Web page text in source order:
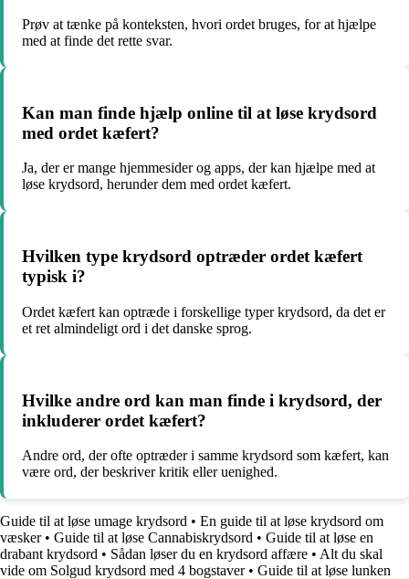
Prøv at tænke på konteksten, hvori ordet bruges, for at hjælpe
med at finde det rette svar.
Kan man finde hjælp online til at løse krydsord
med ordet kæfert?
Ja, der er mange hjemmesider og apps, der kan hjælpe med at
løse krydsord, herunder dem med ordet kæfert.
Hvilken type krydsord optræder ordet kæfert
typisk i?
Ordet kæfert kan optræde i forskellige typer krydsord, da det er
et ret almindeligt ord i det danske sprog.
Hvilke andre ord kan man finde i krydsord, der
inkluderer ordet kæfert?
Andre ord, der ofte optræder i samme krydsord som kæfert, kan
være ord, der beskriver kritik eller uenighed.
Guide til at løse umage krydsord • En guide til at løse krydsord om
væsker• Guide til at løse Cannabiskrydsord • Guide til at løse en
drabant krydsord • Sådan løser du en krydsord affære • Alt du skal
vide om Solgud krydsord med 4 bogstaver• Guide til at løse lunken